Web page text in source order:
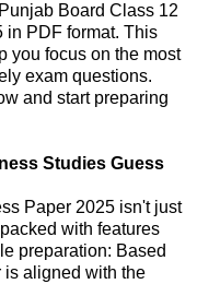
Board Class 12
in PDF format. This
you focus on the most
exam questions.
and start preparing
Studies Guess
Paper 2025 isn't just
with features
preparation: Based
is aligned with the